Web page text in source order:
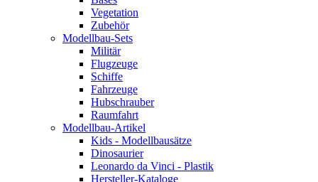
Vegetation
Zubehör
Modellbau-Sets
Militär
Flugzeuge
Schiffe
Fahrzeuge
Hubschrauber
Raumfahrt
Modellbau-Artikel
Kids - Modellbausätze
Dinosaurier
Leonardo da Vinci - Plastik
Hersteller-Kataloge